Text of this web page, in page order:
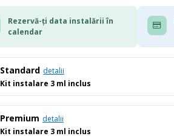
Rezervă-ți data instalării în
calendar
Standard detalii
Kit instalare 3 ml inclus
Premium detalii
Kit instalare 3 ml inclus